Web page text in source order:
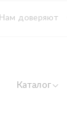
Нам доверяют
Каталог